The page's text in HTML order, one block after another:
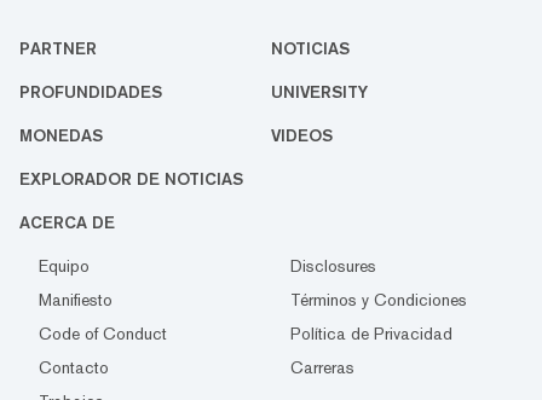
PARTNER NOTICIAS
PROFUNDIDADES UNIVERSITY
MONEDAS VIDEOS
EXPLORADOR DE NOTICIAS
ACERCA DE
Equipo
Disclosures
Manifiesto
Términos y Condiciones
Code of Conduct
Política de Privacidad
Contacto
Carreras